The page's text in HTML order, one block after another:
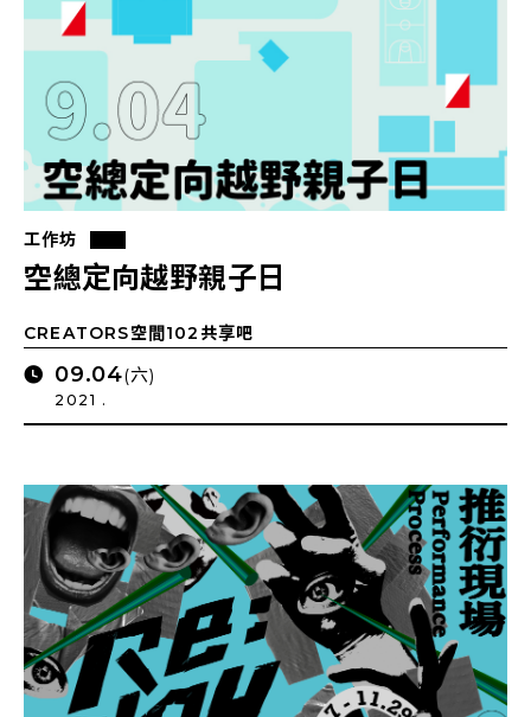
工作坊
空總定向越野親子日
CREATORS空間102共享吧
09.04(六)
2021 .